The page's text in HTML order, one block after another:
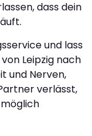
dass dein
und lass
Leipzig nach
und Nerven,
verlässt,